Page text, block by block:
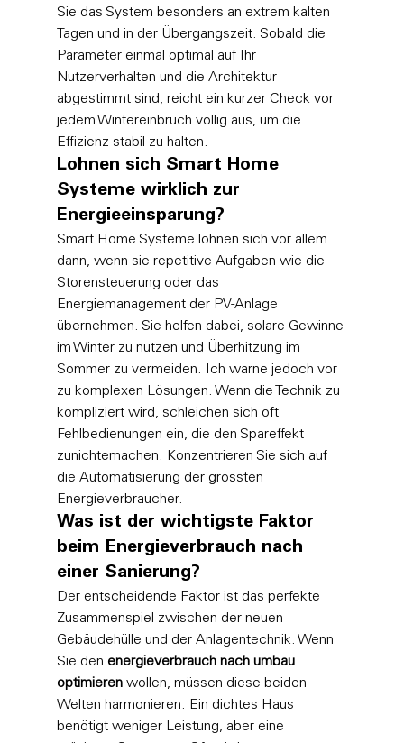
Sie das System besonders an extrem kalten
Tagen und in der Übergangszeit. Sobald die
Parameter einmal optimal auf Ihr
Nutzerverhalten und die Architektur
abgestimmt sind, reicht ein kurzer Check vor
jedem Wintereinbruch völlig aus, um die
Effizienz stabil zu halten.
Lohnen sich Smart Home
Systeme wirklich zur
Energieeinsparung?
Smart Home Systeme lohnen sich vor allem
dann, wenn sie repetitive Aufgaben wie die
Storensteuerung oder das
Energiemanagement der PV-Anlage
übernehmen. Sie helfen dabei, solare Gewinne
im Winter zu nutzen und Überhitzung im
Sommer zu vermeiden. Ich warne jedoch vor
zu komplexen Lösungen. Wenn die Technik zu
kompliziert wird, schleichen sich oft
Fehlbedienungen ein, die den Spareffekt
zunichtemachen. Konzentrieren Sie sich auf
die Automatisierung der grössten
Energieverbraucher.
Was ist der wichtigste Faktor
beim Energieverbrauch nach
einer Sanierung?
Der entscheidende Faktor ist das perfekte
Zusammenspiel zwischen der neuen
Gebäudehülle und der Anlagentechnik. Wenn
Sie den energieverbrauch nach umbau
optimieren wollen, müssen diese beiden
Welten harmonieren. Ein dichtes Haus
benötigt weniger Leistung, aber eine